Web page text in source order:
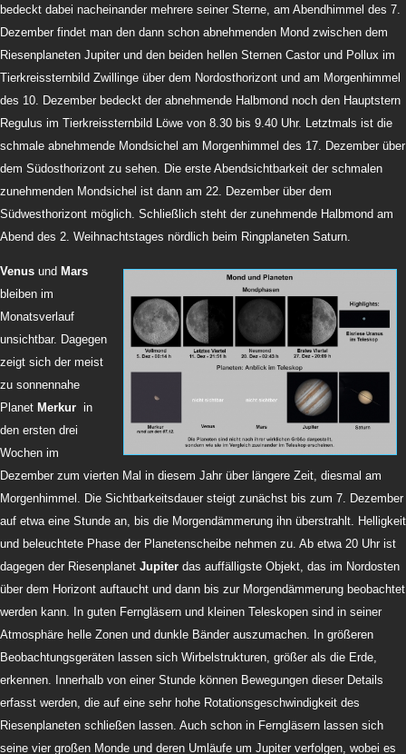
bedeckt dabei nacheinander mehrere seiner Sterne, am Abendhimmel des 7.
Dezember findet man den dann schon abnehmenden Mond zwischen dem
Riesenplaneten Jupiter und den beiden hellen Sternen Castor und Pollux im
Tierkreissternbild Zwillinge über dem Nordosthorizont und am Morgenhimmel
des 10. Dezember bedeckt der abnehmende Halbmond noch den Hauptstern
Regulus im Tierkreissternbild Löwe von 8.30 bis 9.40 Uhr. Letztmals ist die
schmale abnehmende Mondsichel am Morgenhimmel des 17. Dezember über
dem Südosthorizont zu sehen. Die erste Abendsichtbarkeit der schmalen
zunehmenden Mondsichel ist dann am 22. Dezember über dem
Südwesthorizont möglich. Schließlich steht der zunehmende Halbmond am
Abend des 2. Weihnachtstages nördlich beim Ringplaneten Saturn.
Venus und Mars
bleiben im
Monatsverlauf
unsichtbar. Dagegen
zeigt sich der meist
zu sonnennahe
Planet Merkur in
den ersten drei
Wochen im
Dezember zum vierten Mal in diesem Jahr über längere Zeit, diesmal am
Morgenhimmel. Die Sichtbarkeitsdauer steigt zunächst bis zum 7. Dezember
auf etwa eine Stunde an, bis die Morgendämmerung ihn überstrahlt. Helligkeit
und beleuchtete Phase der Planetenscheibe nehmen zu. Ab etwa 20 Uhr ist
dagegen der Riesenplanet Jupiter das auffälligste Objekt, das im Nordosten
über dem Horizont auftaucht und dann bis zur Morgendämmerung beobachtet
werden kann. In guten Ferngläsern und kleinen Teleskopen sind in seiner
Atmosphäre helle Zonen und dunkle Bänder auszumachen. In größeren
Beobachtungsgeräten lassen sich Wirbelstrukturen, größer als die Erde,
erkennen. Innerhalb von einer Stunde können Bewegungen dieser Details
erfasst werden, die auf eine sehr hohe Rotationsgeschwindigkeit des
Riesenplaneten schließen lassen. Auch schon in Ferngläsern lassen sich
seine vier großen Monde und deren Umläufe um Jupiter verfolgen, wobei es